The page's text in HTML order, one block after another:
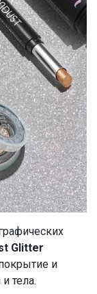
Glitter
и
тела.